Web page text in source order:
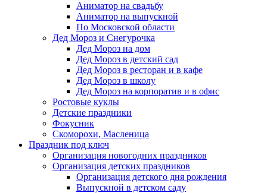
Аниматор на свадьбу
Аниматор на выпускной
По Московской области
Дед Мороз и Снегурочка
Дед Мороз на дом
Дед Мороз в детский сад
Дед Мороз в ресторан и в кафе
Дед Мороз в школу
Дед Мороз на корпоратив и в офис
Ростовые куклы
Детские праздники
Фокусник
Скоморохи, Масленица
Праздник под ключ
Организация новогодних праздников
Организация детских праздников
Организация детского дня рождения
Выпускной в детском саду